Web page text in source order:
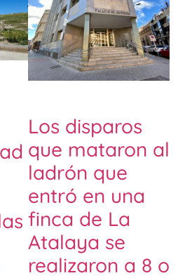
Los disparos
que mataron al
ladrón que
entró en una
finca de La
Atalaya se
realizaron a 8 o